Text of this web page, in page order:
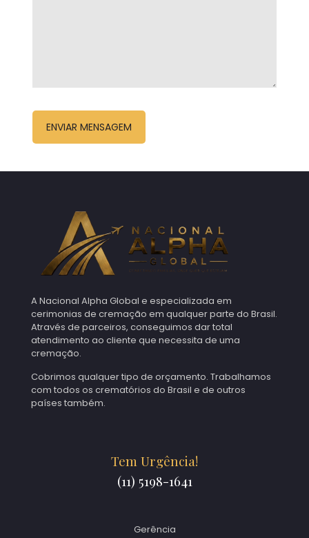
A Nacional Alpha Global e especializada em
cerimonias de cremação em qualquer parte do Brasil.
Através de parceiros, conseguimos dar total
atendimento ao cliente que necessita de uma
cremação.
Cobrimos qualquer tipo de orçamento. Trabalhamos
com todos os crematórios do Brasil e de outros
países também.
Tem Urgência!
(11) 5198-1641
Gerência